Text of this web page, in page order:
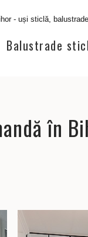
sticlă, cabine de duș,
Balustrade
în